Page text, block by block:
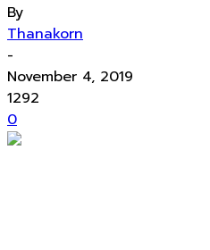
By
Thanakorn
-
November 4, 2019
1292
0